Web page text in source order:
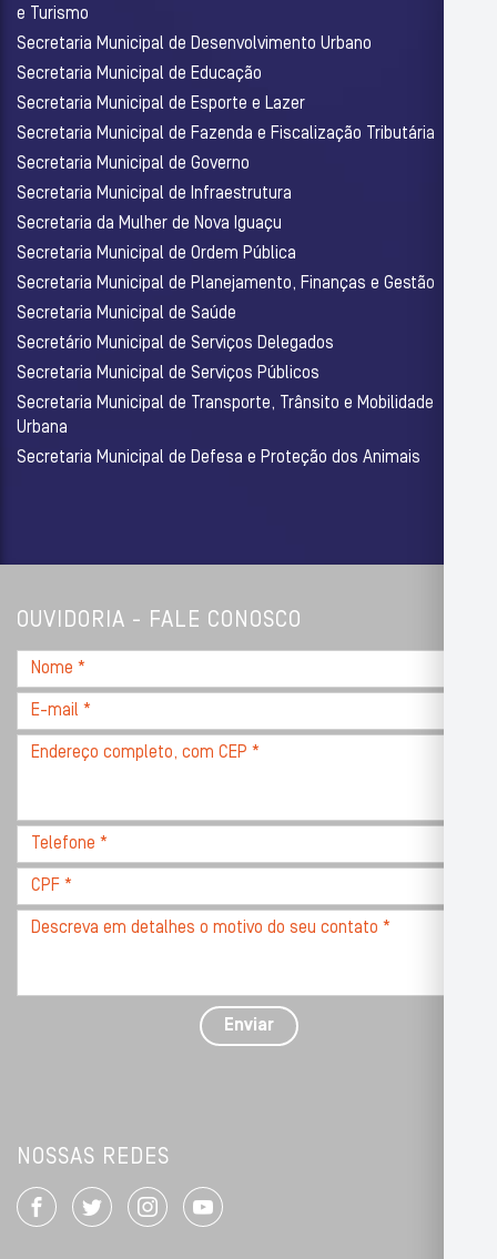
e Turismo
Secretaria Municipal de Desenvolvimento Urbano
Secretaria Municipal de Educação
Secretaria Municipal de Esporte e Lazer
Secretaria Municipal de Fazenda e Fiscalização Tributária
Secretaria Municipal de Governo
Secretaria Municipal de Infraestrutura
Secretaria da Mulher de Nova Iguaçu
Secretaria Municipal de Ordem Pública
Secretaria Municipal de Planejamento, Finanças e Gestão
Secretaria Municipal de Saúde
Secretário Municipal de Serviços Delegados
Secretaria Municipal de Serviços Públicos
Secretaria Municipal de Transporte, Trânsito e Mobilidade
Urbana
Secretaria Municipal de Defesa e Proteção dos Animais
OUVIDORIA - FALE CONOSCO
Nome
*
E-
mail
Endereço
CEP
Telefone
*
CPF
*
Descreva
com
Enviar
NOSSAS REDES